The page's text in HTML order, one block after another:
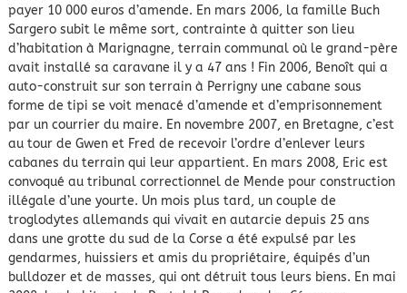
payer 10 000 euros d’amende. En mars 2006, la famille Buch
Sargero subit le même sort, contrainte à quitter son lieu
d’habitation à Marignagne, terrain communal où le grand-père
avait installé sa caravane il y a 47 ans ! Fin 2006, Benoît qui a
auto-construit sur son terrain à Perrigny une cabane sous
forme de tipi se voit menacé d’amende et d’emprisonnement
par un courrier du maire. En novembre 2007, en Bretagne, c’est
au tour de Gwen et Fred de recevoir l’ordre d’enlever leurs
cabanes du terrain qui leur appartient. En mars 2008, Eric est
convoqué au tribunal correctionnel de Mende pour construction
illégale d’une yourte. Un mois plus tard, un couple de
troglodytes allemands qui vivait en autarcie depuis 25 ans
dans une grotte du sud de la Corse a été expulsé par les
gendarmes, huissiers et amis du propriétaire, équipés d’un
bulldozer et de masses, qui ont détruit tous leurs biens. En mai